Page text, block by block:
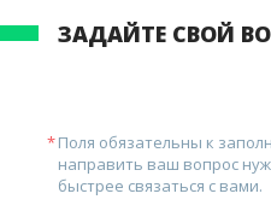
ЗАДАЙТЕ СВОЙ
Поля обязательны к
направить ваш вопрос
быстрее связаться с вами.